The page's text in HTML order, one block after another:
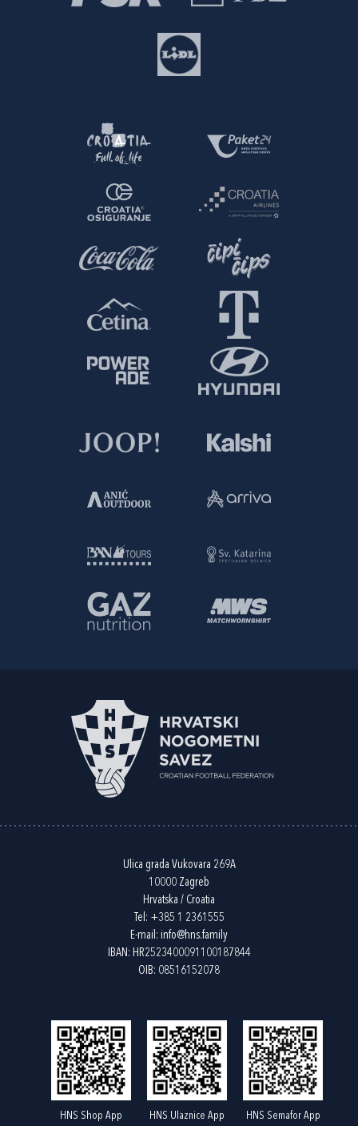
Ulica grada Vukovara 269A
10000 Zagreb
Hrvatska / Croatia
Tel: +385 1 2361555
E-mail: info@hns.family
IBAN: HR2523400091100187844
OIB: 08516152078
HNS Shop App HNS Ulaznice App HNS Semafor App